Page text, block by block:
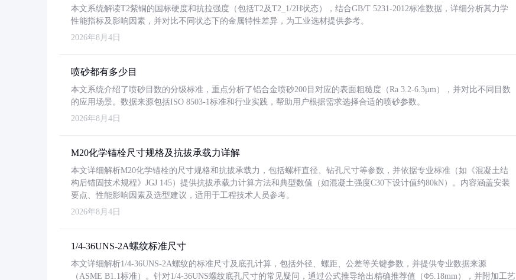
本文系统解读T2紫铜的国标硬度和抗拉强度（包括T2及T2_1/2H状态），结合GB/T 5231-2012标准数据，详细分析其力学
性能指标及影响因素，并对比不同状态下的金属特性差异，为工业选材提供参考。
2026年8月4日
喷砂都有多少目
本文系统介绍了喷砂目数的分级标准，重点分析了铝合金喷砂200目对应的表面粗糙度（Ra 3.2-6.3μm），并对比不同目数
的应用场景。数据来源包括ISO 8503-1标准和行业实践，帮助用户根据需求选择合适的喷砂参数。
2026年8月4日
M20化学锚栓尺寸规格及抗拔承载力详解
本文详细解析M20化学锚栓的尺寸规格和抗拔承载力，包括螺杆直径、钻孔尺寸等参数，并依据专业标准（如《混凝土结
构后锚固技术规程》JGJ 145）提供抗拔承载力计算方法和典型数值（如混凝土强度C30下设计值约80kN）。内容涵盖安装
要点、性能影响因素及选型建议，适用于工程技术人员参考。
2026年8月4日
1/4-36UNS-2A螺纹标准尺寸
本文详细解析1/4-36UNS-2A螺纹的标准尺寸及底孔计算，包括外径、螺距、公差等关键参数，并提供专业数据来源
（ASME B1.1标准）。针对1/4-36UNS螺纹底孔尺寸的常见疑问，通过公式推导给出精确推荐值（Φ5.18mm），并附加工艺